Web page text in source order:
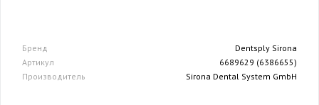
Бренд
Dentsply Sirona
Артикул
6689629 (6386655)
Производитель
Sirona Dental System GmbH